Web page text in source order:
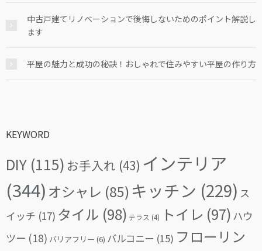
中古戸建てリノベーションで後悔しないためのポイント解説し
ます
平屋の魅力と成功の秘訣！おしゃれで住みやすい平屋の作り方
KEYWORD
DIY (115) お手入れ (43) インテリア
(344) オシャレ (85) キッチン (229) ス
イッチ (17) タイル (98) テラス (4) トイレ (97) ハウ
ツー (18) バリアフリー (6) バルコニー (15) フローリン